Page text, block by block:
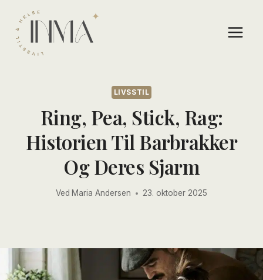
content
LIVSSTIL
Ring, Pea, Stick, Rag:
Historien Til Barbrakker
Og Deres Sjarm
Ved Maria Andersen 23. oktober 2025